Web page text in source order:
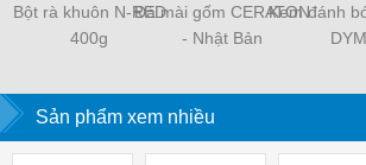
Bột rà khuôn N-RED
400g
Đá mài gốm CERATON
- Nhật Bản
Kem đánh
Sản phẩm xem nhiều